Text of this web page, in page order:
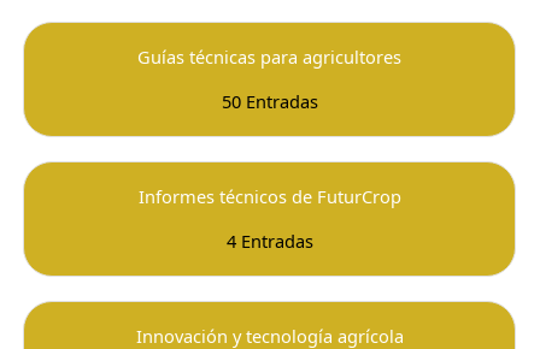
Guías técnicas para agricultores
50 Entradas
Informes técnicos de FuturCrop
4 Entradas
Innovación y tecnología agrícola